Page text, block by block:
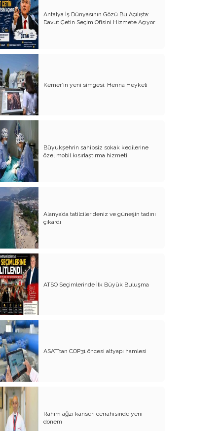
Entel Entel İşletiliyoruz
Soysuzluk Nerede ve Nasıl Başlar
Bilinç Olmazsa Siyaset Uyutur
Nereye Siyaset Nereye
Yanlış Nerede Başladı -3
Yanlış Nerede Başladı -2
Yanlış Nerede Başladı -1
Zamanla Neler Nasıl Değişiyor - 6
Zamanla Neler Nasıl Değişiyor - 5
Bugün Pazar Hem de Analar Günü
Zamanla Neler Nasıl Değişiyor - 4
Bağrımızı Döve Döve Yine Andık
Hıdırellez’de 6 Mayıs Dileği
Zamanla Neler Nasıl Değişiyor - 3
Zamanla Neler Nasıl Değişiyor - 2
Zamanla Neler Nasıl Değişiyor - 1
Nereden Nereye 1 Mayıs
Yaşamımdaki Emel Doğramacı
Yaşamımda Emel Doğramacı
Yaşamım Tesadüfleri Sever mi?
23 Nisan'a Nasıl Geldik
Yaşanılan Bu Günlerin Tadı
Sürü Psikolojisi
Antalya İş Dünyasının Gözü Bu Açılışta:
Davut Çetin Seçim Ofisini Hizmete Açıyor
Kemer’in yeni simgesi: Henna Heykeli
Büyükşehrin sahipsiz sokak kedilerine
özel mobil kısırlaştırma hizmeti
Alanya’da tatilciler deniz ve güneşin tadını
çıkardı
ATSO Seçimlerinde İlk Büyük Buluşma
ASAT’tan COP31 öncesi altyapı hamlesi
Rahim ağzı kanseri cerrahisinde yeni
dönem